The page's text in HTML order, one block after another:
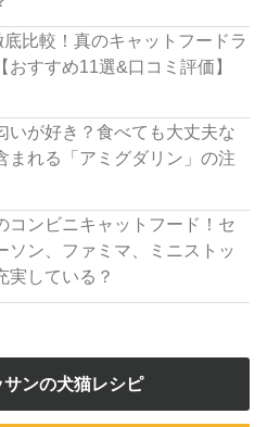
比較！真のキャットフードラ
おすすめ11選&口コミ評価】
いが好き？食べても大丈夫な
まれる「アミグダリン」の注
コンビニキャットフード！セ
ソン、ファミマ、ミニストッ
実している？
ンの犬猫レシピ